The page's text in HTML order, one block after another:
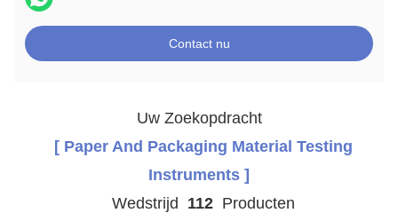
Contact nu
Uw Zoekopdracht
[ Paper And Packaging Material Testing
Instruments ]
Wedstrijd 112 Producten